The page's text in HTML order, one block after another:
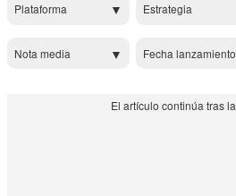
Plataforma Estrategia
Nota media Fecha lanzamiento